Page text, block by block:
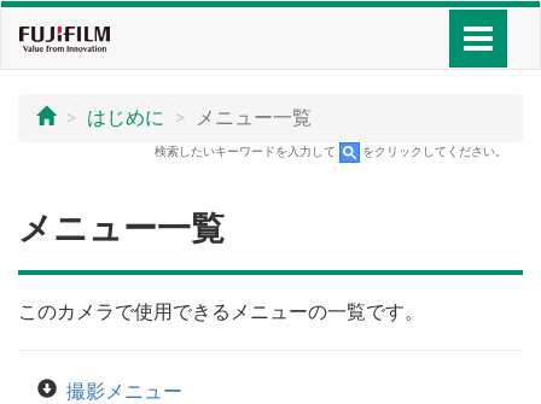
はじめに メニュー一覧
検索したいキーワードを入力して をクリックしてください。
メニュー一覧
このカメラで使用できるメニューの一覧です。
撮影メニュー